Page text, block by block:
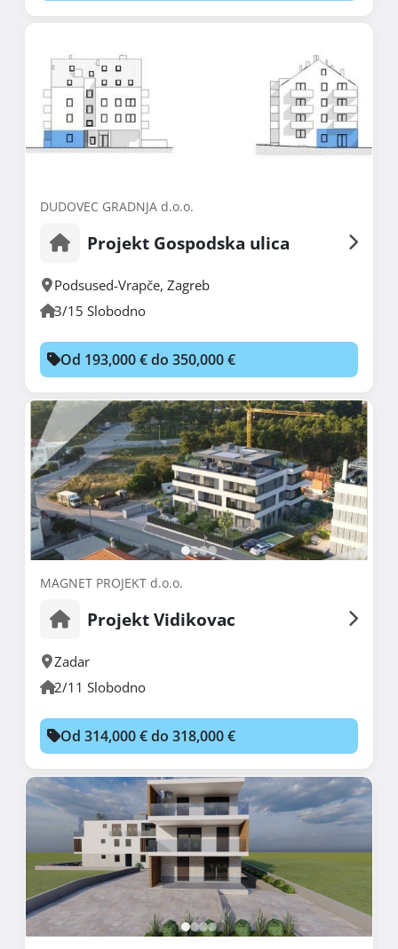
DUDOVEC GRADNJA d.o.o.
Projekt Gospodska ulica
Podsused-Vrapče, Zagreb
3/15 Slobodno
Od 193,000 € do 350,000 €
MAGNET PROJEKT d.o.o.
Projekt Vidikovac
Zadar
2/11 Slobodno
Od 314,000 € do 318,000 €